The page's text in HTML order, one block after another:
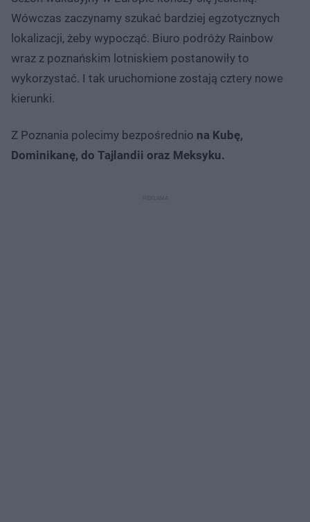
Wówczas zaczynamy szukać bardziej egzotycznych
lokalizacji, żeby wypocząć. Biuro podróży Rainbow
wraz z poznańskim lotniskiem postanowiły to
wykorzystać. I tak uruchomione zostają cztery nowe
kierunki.
Z Poznania polecimy bezpośrednio na Kubę,
Dominikanę, do Tajlandii oraz Meksyku.